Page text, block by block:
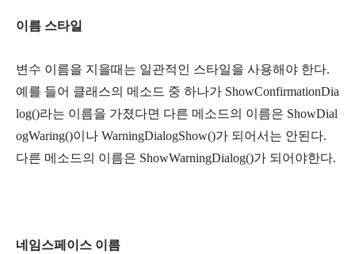
이름 스타일
변수 이름을 지을때는 일관적인 스타일을 사용해야 한다.
예를 들어 클래스의 메소드 중 하나가 ShowConfirmationDia
log()라는 이름을 가졌다면 다른 메소드의 이름은 ShowDial
ogWaring()이나 WarningDialogShow()가 되어서는 안된다.
다른 메소드의 이름은 ShowWarningDialog()가 되어야한다.
네임스페이스 이름